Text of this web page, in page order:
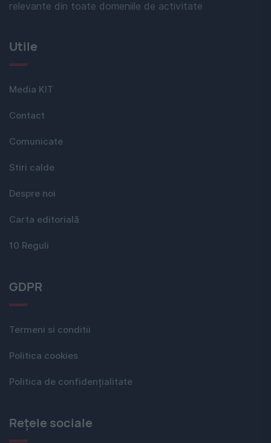
relevante din toate domeniile de activitate
Utile
Media KIT
Contact
Comunicate
Stiri calde
Despre noi
Carta editorială
10 Reguli
GDPR
Termeni si conditii
Politica cookies
Politica de confidențialitate
Rețele sociale